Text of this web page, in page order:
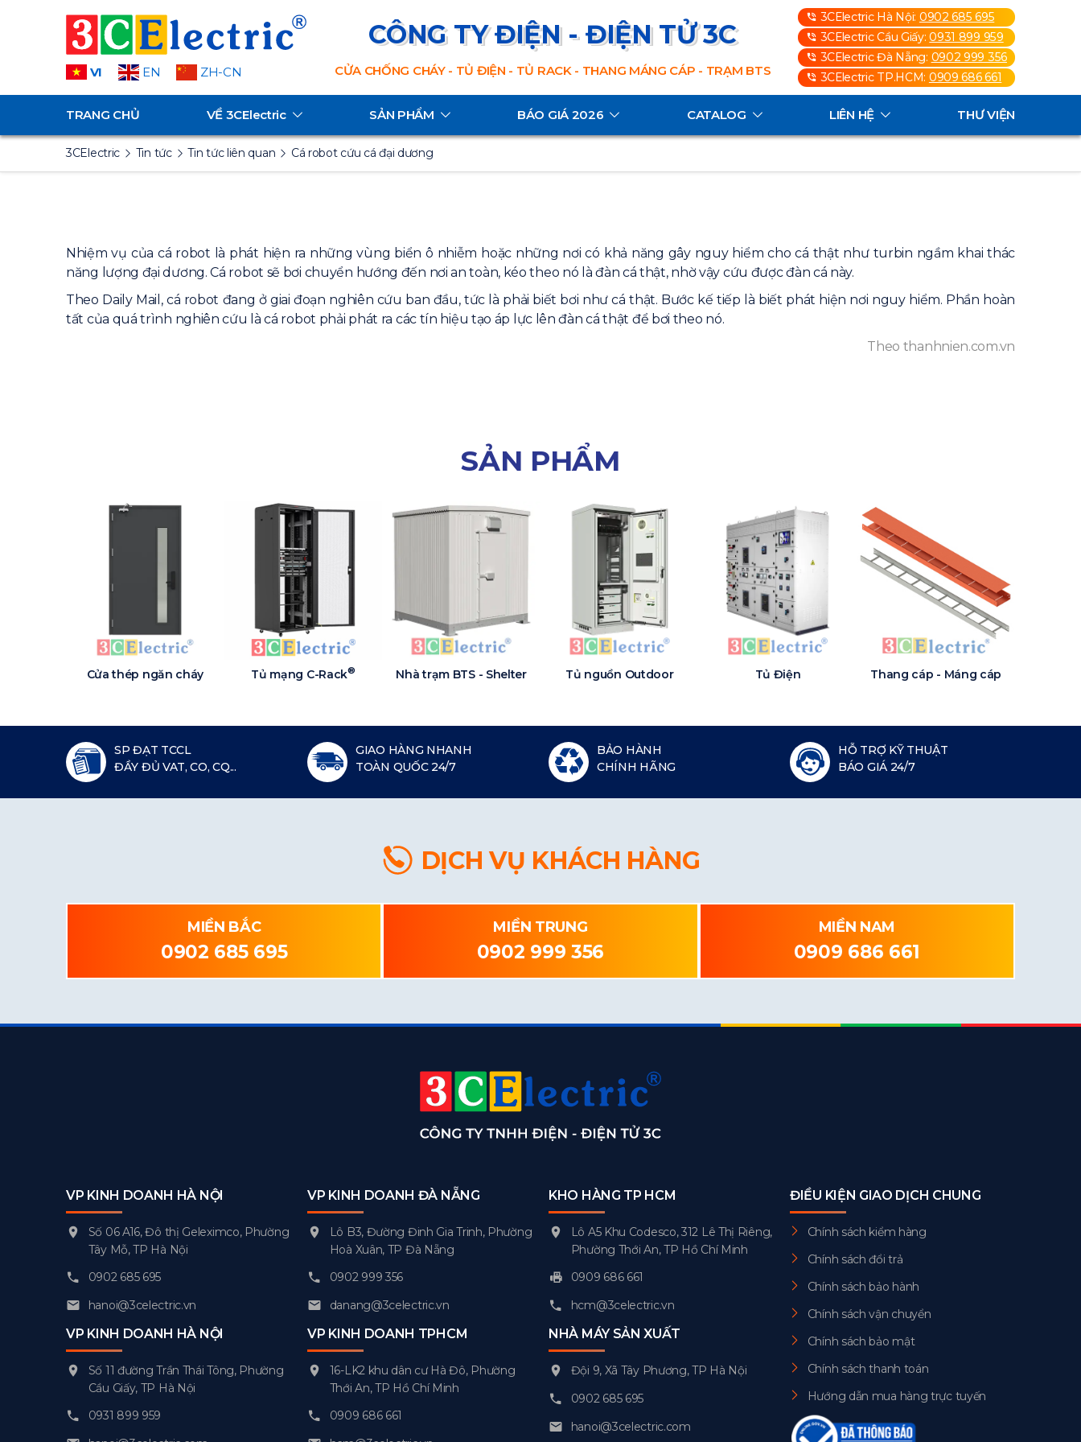
VI EN ZH-CN
CÔNG TY ĐIỆN - ĐIỆN TỬ 3C
CỬA CHỐNG CHÁY - TỦ ĐIỆN - TỦ RACK - THANG MÁNG CÁP - TRẠM BTS
3CElectric Hà Nội: 0902 685 695
3CElectric Cầu Giấy:0931 899 959
3CElectric Đà Nẵng: 0902 999 356
3CElectric TP.HCM: 0909 686 661
TRANG CHỦ VỀ 3CElectric SẢN PHẨM BÁO GIÁ 2026 CATALOG LIÊN HỆ THƯ VIỆN
3CElectric Tin tức Tin tức liên quan Cá robot cứu cá đại dương
Nhiệm vụ của cá robot là phát hiện ra những vùng biển ô nhiễm hoặc những nơi có khả năng gây nguy hiểm cho cá thật như turbin ngầm khai thác
năng lượng đại dương. Cá robot sẽ bơi chuyển hướng đến nơi an toàn, kéo theo nó là đàn cá thật, nhờ vậy cứu được đàn cá này.
Theo Daily Mail, cá robot đang ở giai đoạn nghiên cứu ban đầu, tức là phải biết bơi như cá thật. Bước kế tiếp là biết phát hiện nơi nguy hiểm. Phần hoàn
tất của quá trình nghiên cứu là cá robot phải phát ra các tín hiệu tạo áp lực lên đàn cá thật để bơi theo nó.
Theo thanhnien.com.vn
SẢN PHẨM
Cửa thép ngăn cháy Tủ mạng C-Rack® Nhà trạm BTS - Shelter Tủ nguồn Outdoor Tủ Điện Thang cáp - Máng cáp
SP ĐẠT TCCL
ĐẦY ĐỦ VAT, CO, CQ...
GIAO HÀNG NHANH
TOÀN QUỐC 24/7
BẢO HÀNH
CHÍNH HÃNG
HỖ TRỢ KỸ THUẬT
BÁO GIÁ 24/7
DỊCH VỤ KHÁCH HÀNG
MIỀN BẮC
0902 685 695
MIỀN TRUNG
0902 999 356
MIỀN NAM
0909 686 661
VP KINH DOANH HÀ NỘI
Số 06 A16, Đô thị Geleximco, Phường
Tây Mỗ, TP Hà Nội
0902 685 695
hanoi@3celectric.vn
VP KINH DOANH HÀ NỘI
Số 11 đường Trần Thái Tông, Phường
Cầu Giấy, TP Hà Nội
0931 899 959
VP KINH DOANH ĐÀ NẴNG
Lô B3, Đường Đinh Gia Trinh, Phường
Hoà Xuân, TP Đà Nẵng
0902 999 356
danang@3celectric.vn
VP KINH DOANH TPHCM
16-LK2 khu dân cư Hà Đô, Phường
Thới An, TP Hồ Chí Minh
0909 686 661
KHO HÀNG TP HCM
Lô A5 Khu Codesco, 312 Lê Thị Riêng,
Phường Thới An, TP Hồ Chí Minh
0909 686 661
hcm@3celectric.vn
NHÀ MÁY SẢN XUẤT
Đội 9, Xã Tây Phương, TP Hà Nội
0902 685 695
hanoi@3celectric.com
ĐIỀU KIỆN GIAO DỊCH CHUNG
Chính sách kiểm hàng
Chính sách đổi trả
Chính sách bảo hành
Chính sách vận chuyển
Chính sách bảo mật
Chính sách thanh toán
Hướng dẫn mua hàng trực tuyến